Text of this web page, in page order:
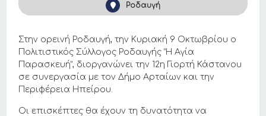
Ροδαυγή
Στην ορεινή Ροδαυγή, την Κυριακή 9 Οκτωβρίου ο
Πολιτιστικός Σύλλογος Ροδαυγής “Η Αγία
Παρασκευή”, διοργανώνει την 12η Γιορτή Κάστανου
σε συνεργασία με τον Δήμο Αρταίων και την
Περιφέρεια Ηπείρου.
Οι επισκέπτες θα έχουν τη δυνατότητα να